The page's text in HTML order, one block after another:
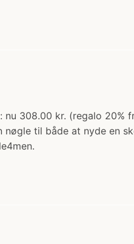
308.00 kr. (regalo 20%
nøgle til både at nyde en